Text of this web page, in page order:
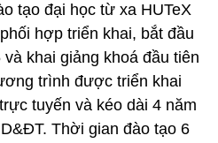
tạo đại học từ xa HUTeX
hợp triển khai, bắt đầu
khai giảng khoá đầu tiên
trình được triển khai
tuyến và kéo dài 4 năm
Thời gian đào tạo 6